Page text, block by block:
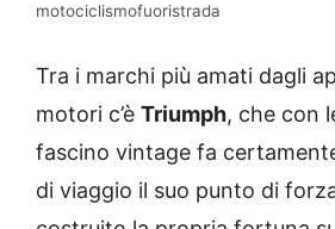
motociclismofuoristrada
Tra i marchi più amati dagli
motori c’è Triumph, che con
fascino vintage fa
di viaggio il suo punto di